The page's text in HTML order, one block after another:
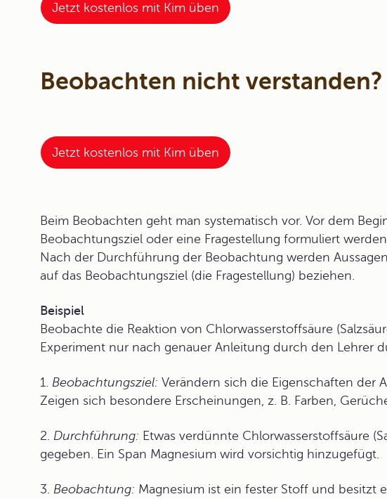
Jetzt kostenlos mit Kim üben
Beobachten nicht verstanden?
Jetzt kostenlos mit Kim üben
Beim Beobachten geht man systematisch vor. Vor dem
Beobachtungsziel oder eine Fragestellung formuliert
Nach der Durchführung der Beobachtung werden
auf das Beobachtungsziel (die Fragestellung) beziehen.
Beispiel
Beobachte die Reaktion von Chlorwasserstoffsäure
Experiment nur nach genauer Anleitung durch den Lehrer
1. Beobachtungsziel: Verändern sich die Eigenschaften der
Zeigen sich besondere Erscheinungen, z. B. Farben,
2. Durchführung: Etwas verdünnte Chlorwasserstoffsäure
gegeben. Ein Span Magnesium wird vorsichtig hinzugefügt.
3. Beobachtung: Magnesium ist ein fester Stoff und besitzt